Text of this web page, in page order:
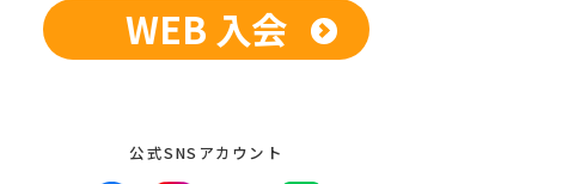
WEB 入会
公式SNSアカウント